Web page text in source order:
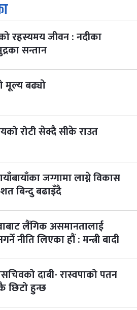
2027
2027
७ महिना बाँकी
रहस्यमय जीवन : नदीका
सन्तान
मूल्य बढ्यो
रोटी सेक्दै सीके राउत
जग्गामा लाग्ने विकास
बिन्दु बढाइँदै
लैंगिक असमानतालाई
नीति लिएका हौं : मन्त्री बादी
दाबी- रास्वपाको पतन
छिटो हुन्छ